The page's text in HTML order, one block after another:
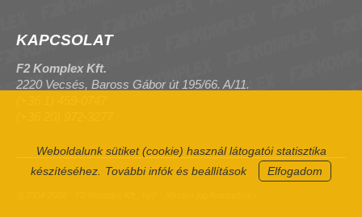
Weboldalunk sütiket (cookie) használ látogatói statisztika
készítéséhez.
További infók és beállítások Elfogadom
KAPCSOLAT
F2 Komplex Kft.
2220 Vecsés, Baross Gábor út 195/66. A/11.